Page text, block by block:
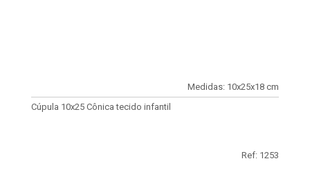
Medidas: 10x25x18 cm
Cúpula 10x25 Cônica tecido infantil
Ref: 1253